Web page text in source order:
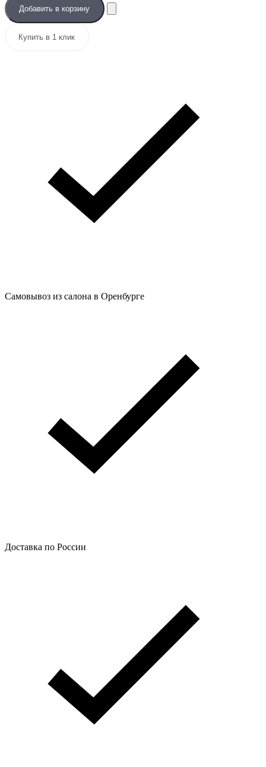
Добавить в корзину
Купить в 1 клик
Самовывоз из салона в Оренбурге
Доставка по России